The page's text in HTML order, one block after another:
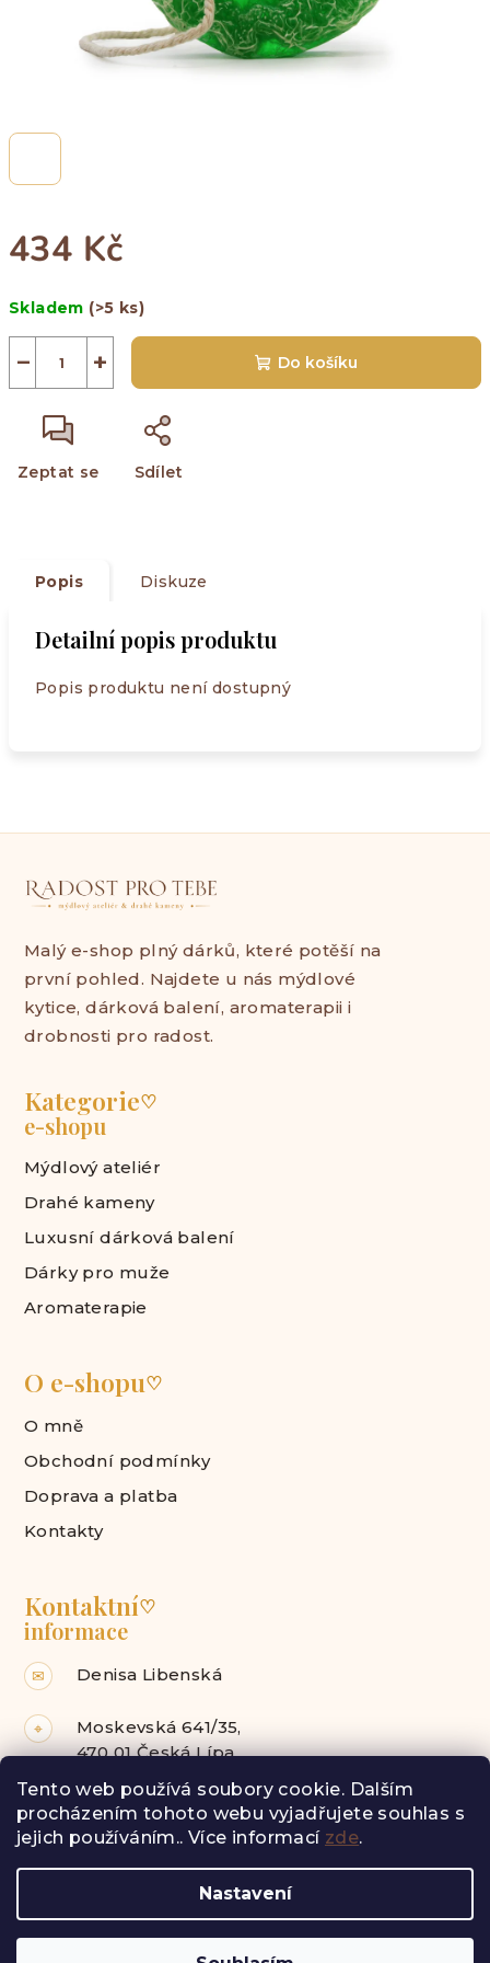
Tento web používá soubory cookie. Dalším
procházením tohoto webu vyjadřujete souhlas s
jejich používáním.. Více informací zde.
Nastavení
434 Kč
cena:
Skladem (>5 ks)
+
− Do košíku
Zeptat se Sdílet
Popis Diskuze
Detailní popis produktu
Popis produktu není dostupný
Malý e-shop plný dárků, které potěší na
první pohled. Najdete u nás mýdlové
kytice, dárková balení, aromaterapii i
drobnosti pro radost.
Kategorie♡
e-shopu
Mýdlový ateliér
Drahé kameny
Luxusní dárková balení
Dárky pro muže
Aromaterapie
O e-shopu♡
O mně
Obchodní podmínky
Doprava a platba
Kontakty
Kontaktní♡
informace
✉ Denisa Libenská
⌖
Moskevská 641/35,
470 01 Česká Lípa
Facebook Instagram
vyhrazena.